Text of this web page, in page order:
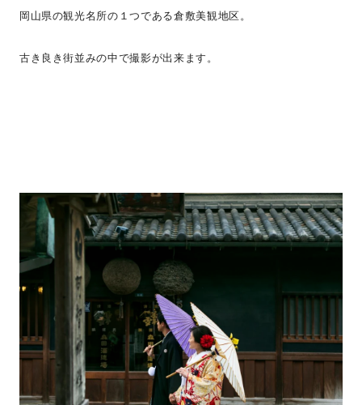
岡山県の観光名所の１つである倉敷美観地区。
古き良き街並みの中で撮影が出来ます。